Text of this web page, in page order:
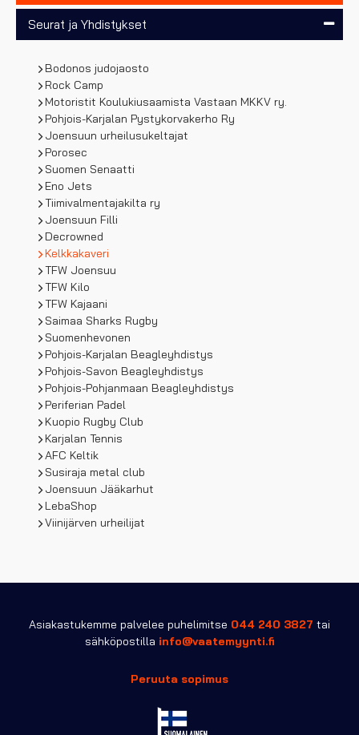
Seurat ja Yhdistykset
Bodonos judojaosto
Rock Camp
Motoristit Koulukiusaamista Vastaan MKKV ry.
Pohjois-Karjalan Pystykorvakerho Ry
Joensuun urheilusukeltajat
Porosec
Suomen Senaatti
Eno Jets
Tiimivalmentajakilta ry
Joensuun Filli
Decrowned
Kelkkakaveri
TFW Joensuu
TFW Kilo
TFW Kajaani
Saimaa Sharks Rugby
Suomenhevonen
Pohjois-Karjalan Beagleyhdistys
Pohjois-Savon Beagleyhdistys
Pohjois-Pohjanmaan Beagleyhdistys
Periferian Padel
Kuopio Rugby Club
Karjalan Tennis
AFC Keltik
Susiraja metal club
Joensuun Jääkarhut
LebaShop
Viinijärven urheilijat
Asiakastukemme palvelee puhelimitse 044 240 3827 tai
sähköpostilla info@vaatemyynti.fi
Peruuta sopimus